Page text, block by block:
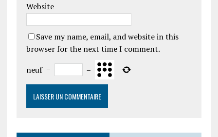
Website
Save my name, email, and website in this
browser for the next time I comment.
neuf − =